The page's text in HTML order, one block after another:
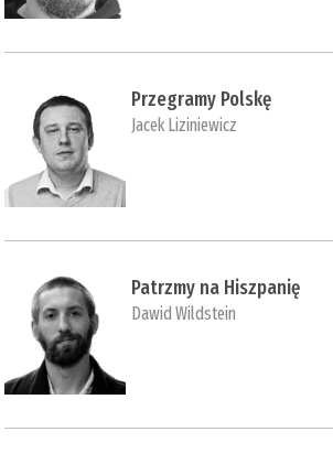
Przegramy Polskę
Jacek Liziniewicz
Patrzmy na Hiszpanię
Dawid Wildstein